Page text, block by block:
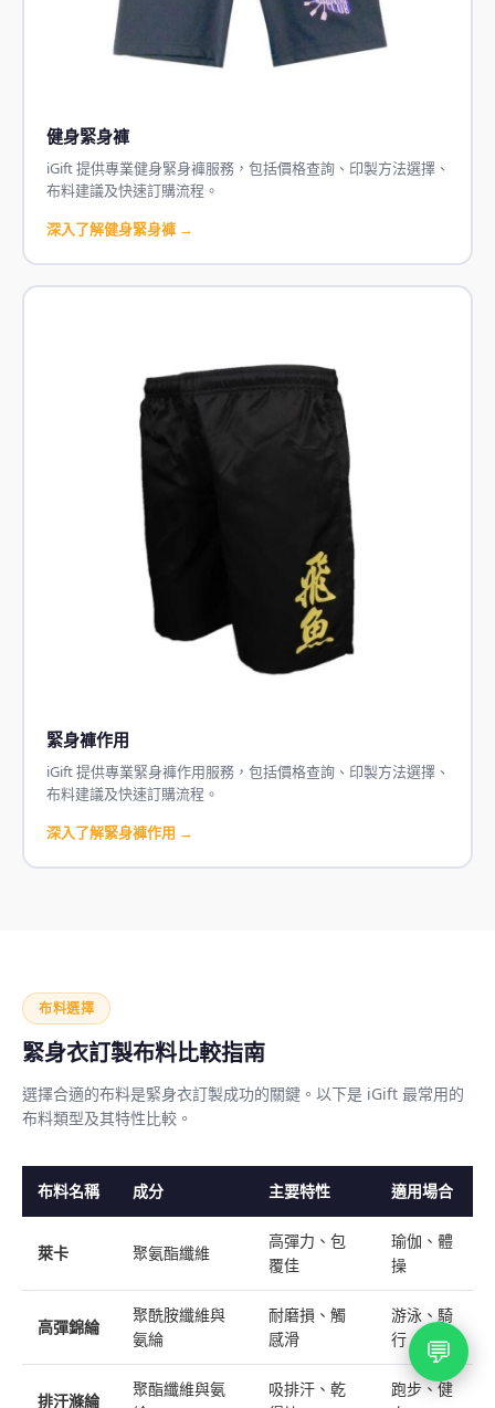
健身緊身褲
iGift 提供專業健身緊身褲服務，包括價格查詢、印製方法選擇、
布料建議及快速訂購流程。
深入了解健身緊身褲 →
緊身褲作用
iGift 提供專業緊身褲作用服務，包括價格查詢、印製方法選擇、
布料建議及快速訂購流程。
深入了解緊身褲作用 →
布料選擇
緊身衣訂製布料比較指南
選擇合適的布料是緊身衣訂製成功的關鍵。以下是 iGift 最常用的
布料類型及其特性比較。
布料名稱 成分 主要特性 適用場合
萊卡 聚氨酯纖維
高彈力、包
覆佳
瑜伽、體
操
高彈錦綸
聚酰胺纖維與
氨綸
耐磨損、觸
感滑
游泳、騎
行
排汗滌綸
聚酯纖維與氨
吸排汗、乾
跑步、健
💬